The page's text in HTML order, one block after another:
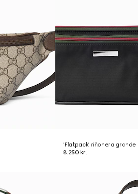
'Flatpack' riñonera grande
8.250 kr.